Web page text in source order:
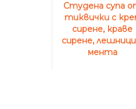
Студена супа
тиквички с
сирене, краве
сирене,
мента